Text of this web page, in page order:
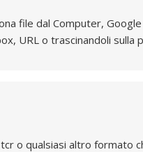
file dal Computer,
URL o trascinandoli sulla
tcr o qualsiasi altro formato